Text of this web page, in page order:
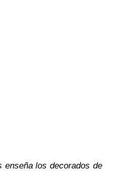
enseña los decorados de